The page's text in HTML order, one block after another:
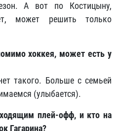
А вот по Костицыну,
может решить только
хоккея, может есть у
такого. Больше с семьей
(улыбается).
плей-офф, и кто на
Гагарина?